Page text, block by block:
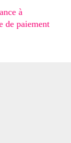
à
de paiement